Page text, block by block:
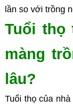
lần so với trồng
Tuổi thọ
màng
lâu?
Tuổi thọ của